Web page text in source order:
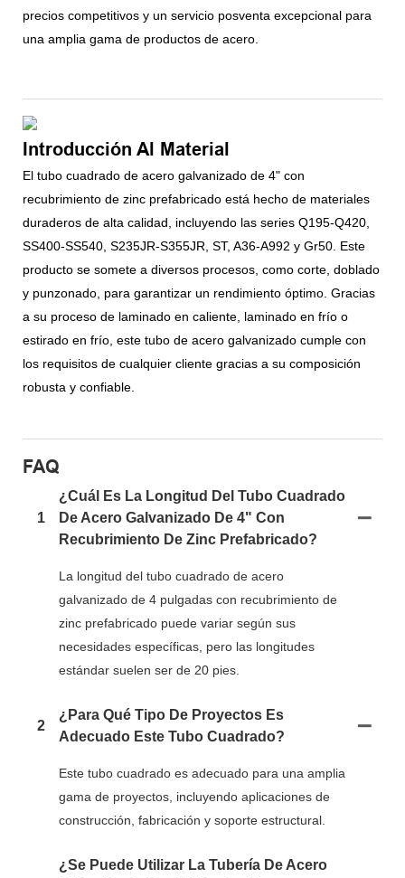
precios competitivos y un servicio posventa excepcional para
una amplia gama de productos de acero.
Introducción Al Material
El tubo cuadrado de acero galvanizado de 4" con
recubrimiento de zinc prefabricado está hecho de materiales
duraderos de alta calidad, incluyendo las series Q195-Q420,
SS400-SS540, S235JR-S355JR, ST, A36-A992 y Gr50. Este
producto se somete a diversos procesos, como corte, doblado
y punzonado, para garantizar un rendimiento óptimo. Gracias
a su proceso de laminado en caliente, laminado en frío o
estirado en frío, este tubo de acero galvanizado cumple con
los requisitos de cualquier cliente gracias a su composición
robusta y confiable.
FAQ
1
¿Cuál Es La Longitud Del Tubo Cuadrado
De Acero Galvanizado De 4" Con
Recubrimiento De Zinc Prefabricado?
La longitud del tubo cuadrado de acero
galvanizado de 4 pulgadas con recubrimiento de
zinc prefabricado puede variar según sus
necesidades específicas, pero las longitudes
estándar suelen ser de 20 pies.
2
¿Para Qué Tipo De Proyectos Es
Adecuado Este Tubo Cuadrado?
Este tubo cuadrado es adecuado para una amplia
gama de proyectos, incluyendo aplicaciones de
construcción, fabricación y soporte estructural.
¿Se Puede Utilizar La Tubería De Acero